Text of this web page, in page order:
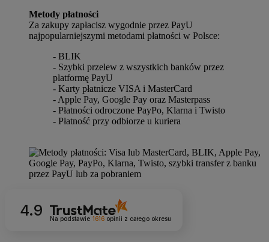
Metody płatności
Za zakupy zapłacisz wygodnie przez PayU
najpopularniejszymi metodami płatności w Polsce:
- BLIK
- Szybki przelew z wszystkich banków przez
platformę PayU
- Karty płatnicze VISA i MasterCard
- Apple Pay, Google Pay oraz Masterpass
- Płatności odroczone PayPo, Klarna i Twisto
- Płatność przy odbiorze u kuriera
4.9
Na podstawie 1616opinii z całego okresu